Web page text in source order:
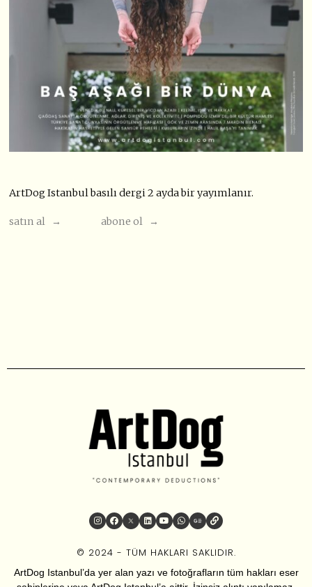
ArtDog Istanbul basılı dergi 2 ayda bir yayımlanır.
satın al → abone ol →
© 2024 - TÜM HAKLARI SAKLIDIR.
ArtDog Istanbul’da yer alan yazı ve fotoğrafların tüm hakları eser